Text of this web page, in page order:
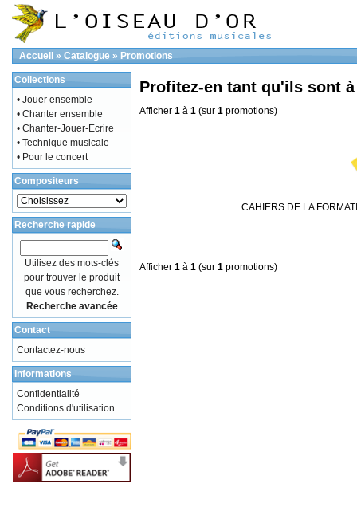
Accueil » Catalogue » Promotions
Profitez-en tant qu'ils sont
Afficher 1 à 1 (sur 1 promotions)
CAHIERS DE LA
Afficher 1 à 1 (sur 1 promotions)
Collections
• Jouer ensemble
• Chanter ensemble
• Chanter-Jouer-Ecrire
• Technique musicale
• Pour le concert
Compositeurs
Recherche rapide
Utilisez des mots-clés
pour trouver le produit
que vous recherchez.
Recherche avancée
Contact
Contactez-nous
Informations
Confidentialité
Conditions d'utilisation